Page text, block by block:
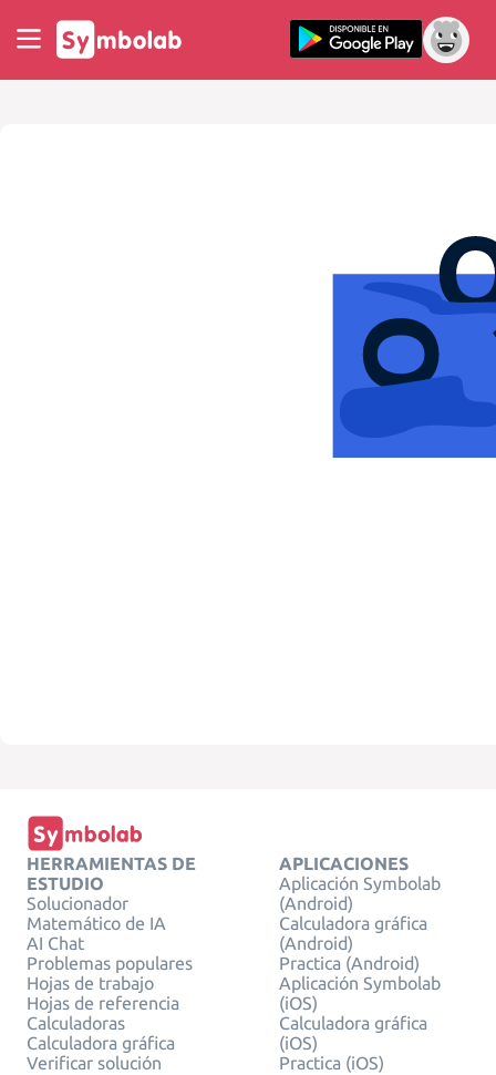
HERRAMIENTAS DE
ESTUDIO
Solucionador
Matemático de IA
AI Chat
Problemas populares
Hojas de trabajo
Hojas de referencia
Calculadoras
Calculadora gráfica
Verificar solución
APLICACIONES
Aplicación Symbolab
(Android)
Calculadora gráfica
(Android)
Practica (Android)
Aplicación Symbolab
(iOS)
Calculadora gráfica
(iOS)
Practica (iOS)